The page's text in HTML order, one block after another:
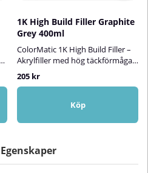
1K High Build Filler Graphite
Grey 400ml
ColorMatic 1K High Build Filler –
Akrylfiller med hög täckförmåga i
grafitgrå kulörColorMatic 1K High
Build Filler är en grafitgrå,
högkvalitativ 1-komponents
fyllprimer med utmärkta
Produkten är framtagen för att
repor, små hål och ojämnheter
på en mängd olika ytor inför
205 kr
Köp
Egenskaper